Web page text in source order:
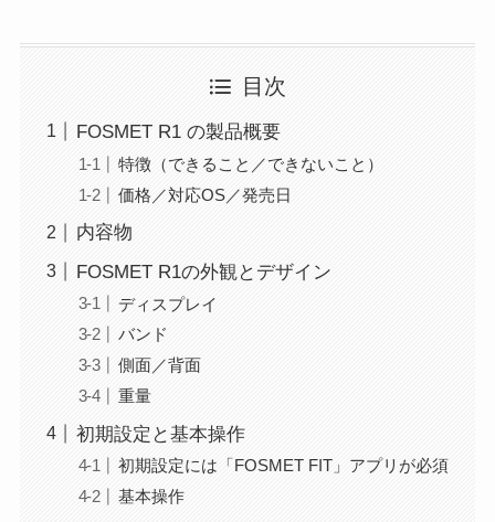
目次
FOSMET R1 の製品概要
特徴（できること／できないこと）
価格／対応OS／発売日
内容物
FOSMET R1の外観とデザイン
ディスプレイ
バンド
側面／背面
重量
初期設定と基本操作
初期設定には「FOSMET FIT」アプリが必須
基本操作